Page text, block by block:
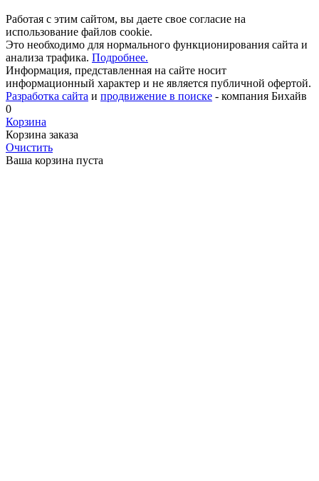
Работая с этим сайтом, вы даете свое согласие на
использование файлов cookie.
Это необходимо для нормального функционирования сайта и
анализа трафика. Подробнее.
Информация, представленная на сайте носит
информационный характер и не является публичной офертой.
Разработка сайта и продвижение в поиске - компания Бихайв
0
Корзина
Корзина заказа
Очистить
Ваша корзина пуста